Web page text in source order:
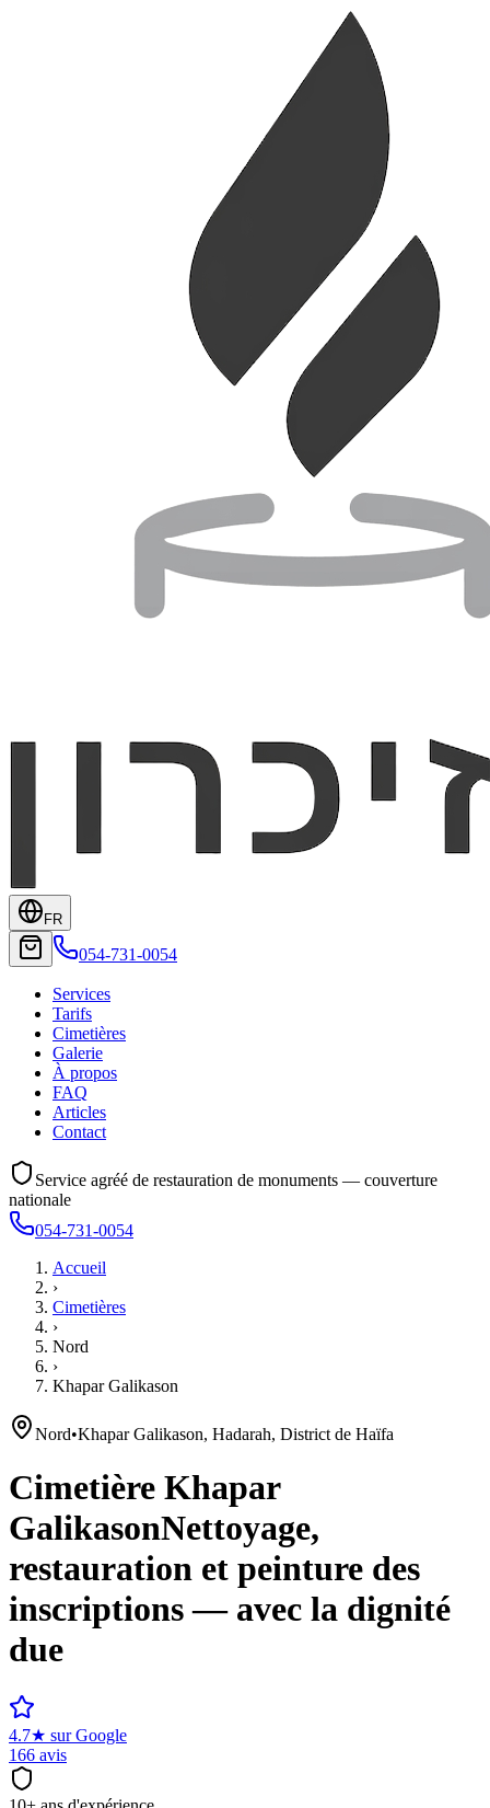
FR
054-731-0054
Services
Tarifs
Cimetières
Galerie
À propos
FAQ
Articles
Contact
Service agréé de restauration de monuments — couverture
nationale
054-731-0054
Accueil
›
Cimetières
›
Nord
›
Khapar Galikason
Nord•Khapar Galikason, Hadarah, District de Haïfa
Cimetière Khapar
GalikasonNettoyage,
restauration et peinture des
inscriptions — avec la dignité
due
4.7★ sur Google
166 avis